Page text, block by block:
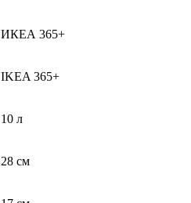
ИКЕА 365+
IKEA 365+
10 л
28 см